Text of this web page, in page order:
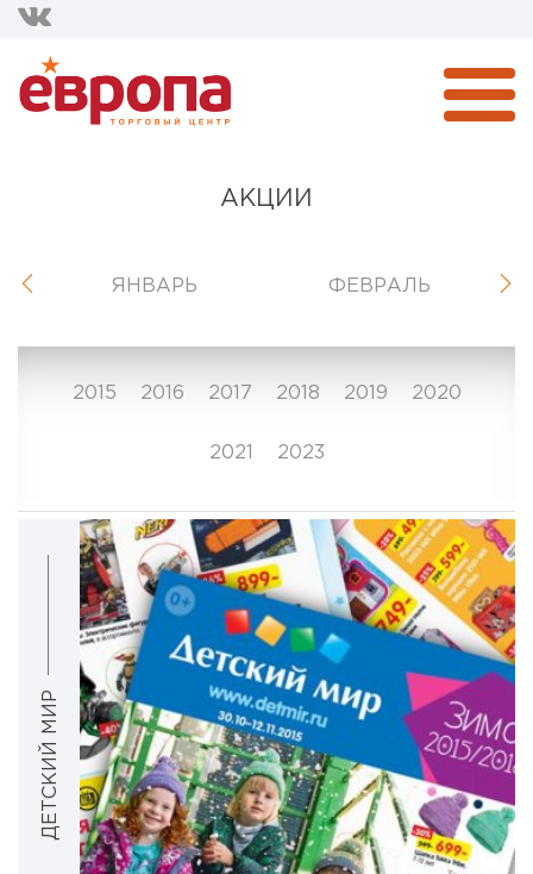
АКЦИИ
ЯНВАРЬ ФЕВРАЛЬ
2015 2016 2017 2018 2019 2020
2021 2023
ДЕТСКИЙ МИР